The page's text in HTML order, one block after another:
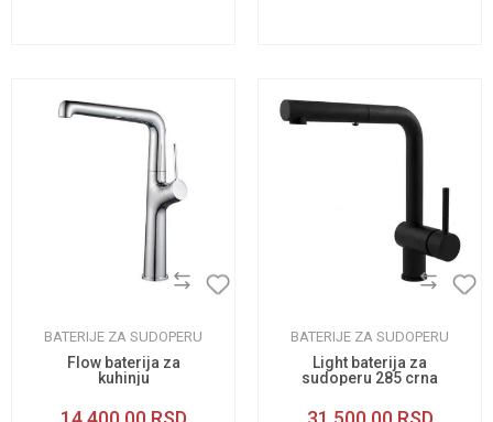
BATERIJE ZA SUDOPERU
Flow baterija za
kuhinju
BATERIJE ZA SUDOPERU
Light baterija za
sudoperu 285 crna